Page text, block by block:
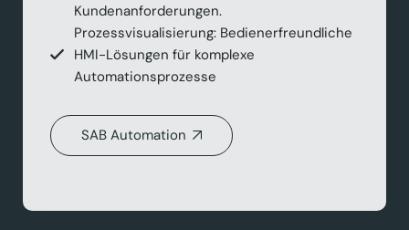
Kundenanforderungen.
Prozessvisualisierung: Bedienerfreundliche
HMI-Lösungen für komplexe
Automationsprozesse
SAB Automation